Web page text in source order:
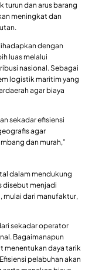
turun dan arus barang
meningkat dan
dengan
luas melalui
nasional. Sebagai
logistik maritim yang
agar biaya
sekadar efisiensi
agar
dan murah,”
dalam mendukung
disebut menjadi
mulai dari manufaktur,
sekadar operator
Bagaimanapun
menentukan daya tarik
pelabuhan akan